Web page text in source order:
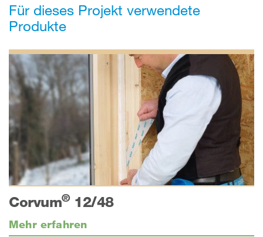
Für dieses Projekt verwendete
Produkte
Corvum®12/48
Mehr erfahren